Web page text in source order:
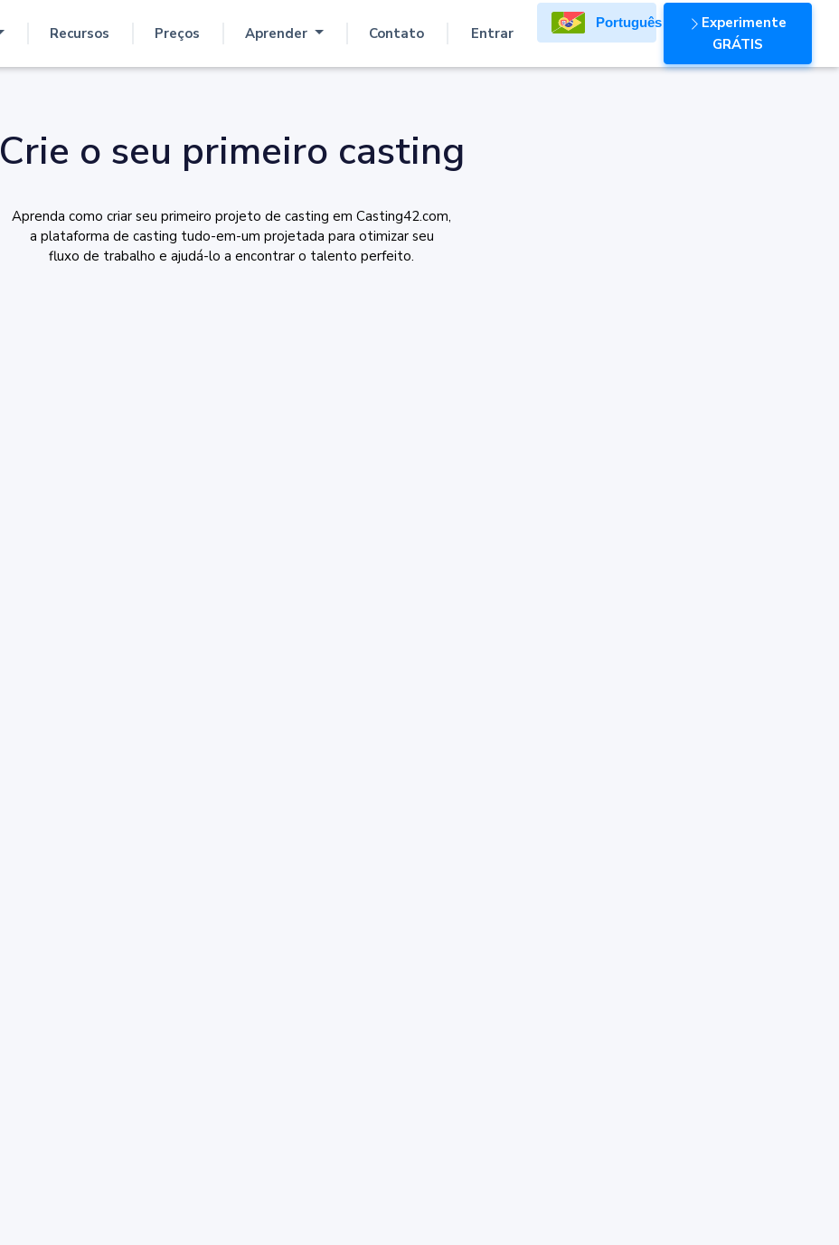
Recursos Preços Aprender Contato Entrar
Português
Experimente
GRÁTIS
Crie o seu primeiro casting
Aprenda como criar seu primeiro projeto de casting em Casting42.com,
a plataforma de casting tudo-em-um projetada para otimizar seu
fluxo de trabalho e ajudá-lo a encontrar o talento perfeito.